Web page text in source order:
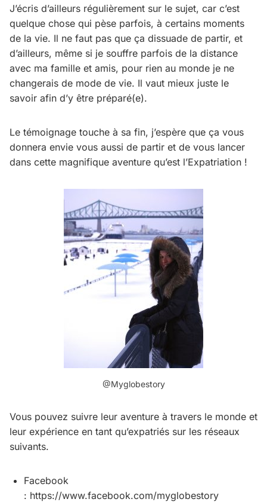
J’écris d’ailleurs régulièrement sur le sujet, car c’est
quelque chose qui pèse parfois, à certains moments
de la vie. Il ne faut pas que ça dissuade de partir, et
d’ailleurs, même si je souffre parfois de la distance
avec ma famille et amis, pour rien au monde je ne
changerais de mode de vie. Il vaut mieux juste le
savoir afin d’y être préparé(e).
Le témoignage touche à sa fin, j’espère que ça vous
donnera envie vous aussi de partir et de vous lancer
dans cette magnifique aventure qu’est l’Expatriation !
@Myglobestory
Vous pouvez suivre leur aventure à travers le monde et
leur expérience en tant qu’expatriés sur les réseaux
suivants.
Facebook
: https://www.facebook.com/myglobestory